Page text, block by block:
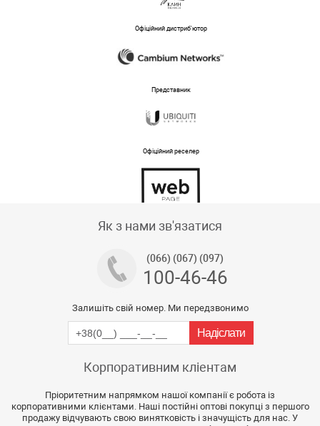
Офіційний дистриб'ютор
Представник
Офіційний реселер
Як з нами зв'язатися
(066) (067) (097)
100-46-46
Залишіть свій номер. Ми передзвонимо
Корпоративним кліентам
Пріоритетним напрямком нашої компанії є робота із
корпоративними клієнтами. Наші постійні оптові покупці з першого
продажу відчувають свою винятковість і значущість для нас. У